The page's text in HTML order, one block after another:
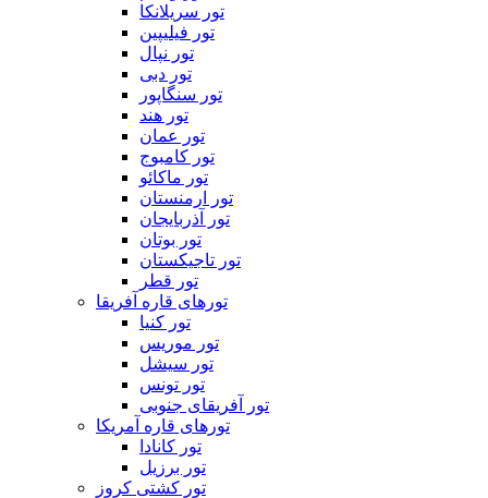
تور سریلانکا
تور فیلیپین
تور نپال
تور دبی
تور سنگاپور
تور هند
تور عمان
تور کامبوج
تور ماکائو
تور ارمنستان
تور آذربایجان
تور بوتان
تور تاجیکستان
تور قطر
تورهای قاره آفریقا
تور کنیا
تور موریس
تور سیشل
تور تونس
تور آفریقای جنوبی
تورهای قاره آمریکا
تور کانادا
تور برزیل
تور کشتی کروز